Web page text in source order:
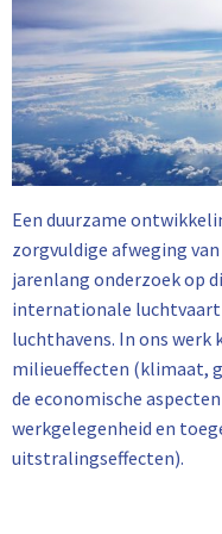
Een duurzame
zorgvuldige afweging
jarenlang onderzoek op
internationale luchtvaart
luchthavens. In ons werk
milieueffecten (klimaat,
de economische
werkgelegenheid en
uitstralingseffecten).